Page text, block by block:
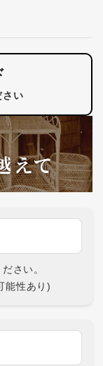
さい
さい。
能性あり)